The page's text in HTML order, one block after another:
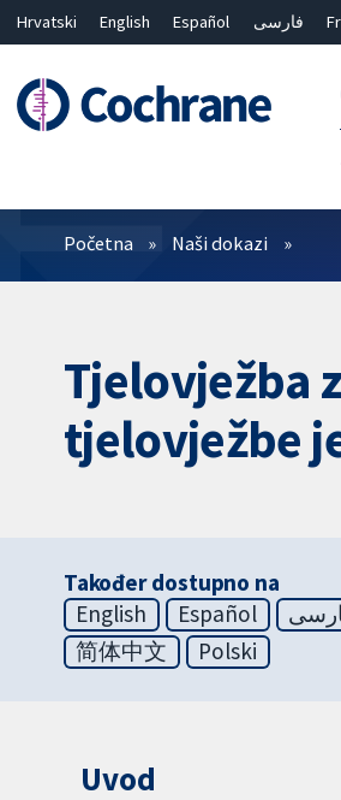
Hrvatski English Español فارسی
Prečistači
Početna Naši dokazi
Tjelovježba
tjelovježbe
Također dostupno na
English
Español
简体中文
Polski
Uvod